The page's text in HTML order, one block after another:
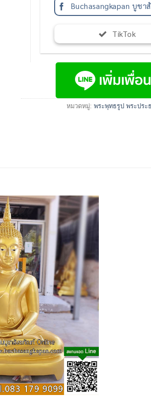
Buchasangkapan บูช
TikTok
หมวดหมู่: พระพุทธรูป พระประ